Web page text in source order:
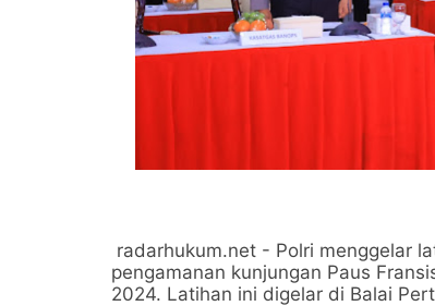
radarhukum.net - Polri menggelar
pengamanan kunjungan Paus
2024. Latihan ini digelar di Balai